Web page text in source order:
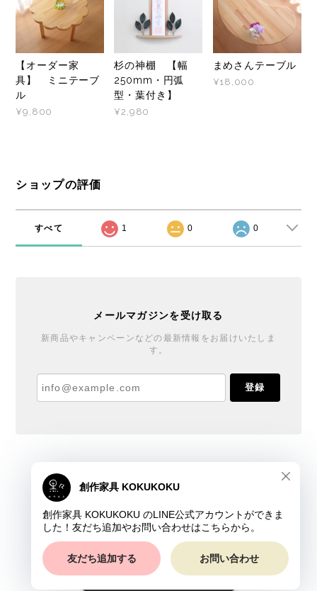
【オーダー家
具】 ミニテーブ
ル
¥9,800
杉の神棚 【幅
250mm・円弧
型・葉付き】
¥2,980
まめさんテーブル
¥18,000
ショップの評価
すべて 1 0 0
メールマガジンを受け取る
新商品やキャンペーンなどの最新情報をお届けいたしま
す。
登録
創作家具 KOKUKOKU
プライバシーポリシー 特定商取引法に基づく表記 会員規約
ショップに質問する